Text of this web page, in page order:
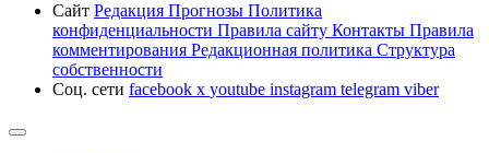
Сайт Редакция Прогнозы Политика
конфиденциальности Правила сайту Контакты Правила
комментирования Редакционная политика Структура
собственности
Соц. сети facebook x youtube instagram telegram viber